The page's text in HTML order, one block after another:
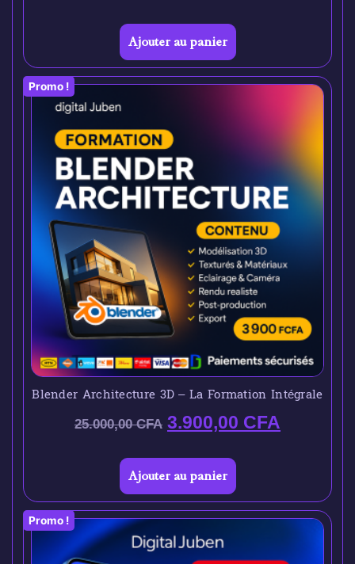
Ajouter au panier
Promo !
Blender Architecture 3D – La Formation Intégrale
25.000,00CFA 3.900,00 CFA
Ajouter au panier
Promo !